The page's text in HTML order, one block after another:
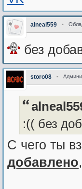
alneal559 •
без
storo08 •
:(( без
С чего ты
добавлено